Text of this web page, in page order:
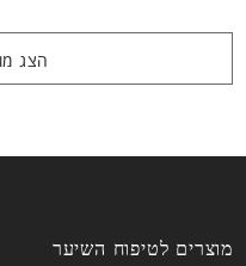
הצג
מוצרים לטיפוח השיער